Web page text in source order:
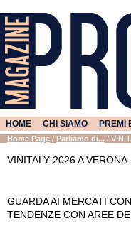
HOME CHI SIAMO PREMI
Home Page / Parliamo di... /
VINITALY 2026 A VERONA
GUARDA AI MERCATI
TENDENZE CON AREE